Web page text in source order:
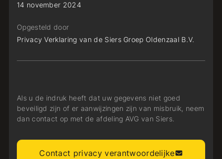
14 november 2024
Opgesteld door
Privacy Verklaring van de Siers Groep Oldenzaal B.V.
Als u de indruk heeft dat uw gegevens niet goed
beveiligd zijn of er aanwijzingen zijn van misbruik, neem
dan contact op met de afdeling AVG van Siers.
Contact privacy verantwoordelijke